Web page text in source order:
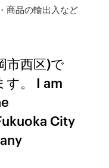
商品の輸出入など
市西区)で
す。 I am
City